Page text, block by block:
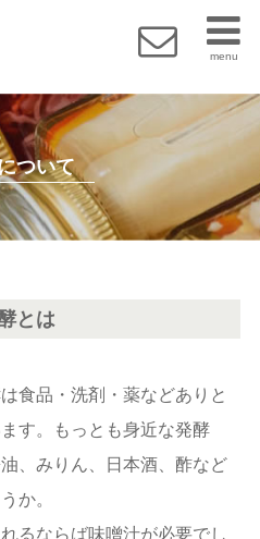
menu
ついて
とは
食品・洗剤・薬などありと
す。もっとも身近な発酵
、みりん、日本酒、酢など
か。
るならば味噌汁が必要でし